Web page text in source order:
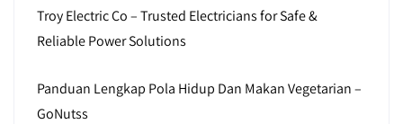
Troy Electric Co – Trusted Electricians for Safe &
Reliable Power Solutions
Panduan Lengkap Pola Hidup Dan Makan Vegetarian –
GoNutss